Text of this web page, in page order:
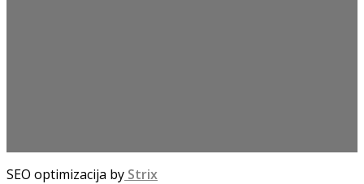
SEO optimizacija by Strix